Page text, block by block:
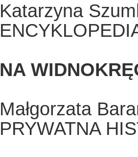
Katarzyna
NA
Małgorzata
PRYWATNA